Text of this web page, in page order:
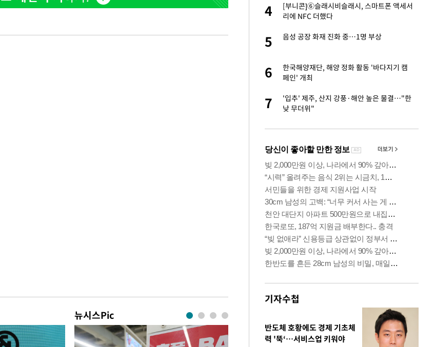
뉴시스Pic
4
박찬민 딸 박민하, 배우·국가대표 병행하더
5
"신약 찾자"…정부 과제로 속도내는 K-제약
4
[부니콘]⑥슬래시비슬래시, 스마트폰 액세서
리에 NFC 더했다
5 음성 공장 화재 진화 중…1명 부상
6
한국해양재단, 해양 정화 활동 '바다지기 캠
페인' 개최
7
'입추' 제주, 산지 강풍·해안 높은 물결…"한
낮 무더위"
기자수첩
반도체 호황에도 경제 기초체
력 '뚝‘…서비스업 키워야